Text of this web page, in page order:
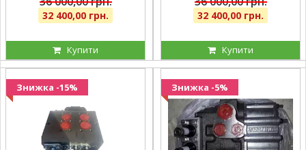
32 400,00 грн.
Купити
32 400,00 грн.
Купити
Знижка -15% Знижка -5%